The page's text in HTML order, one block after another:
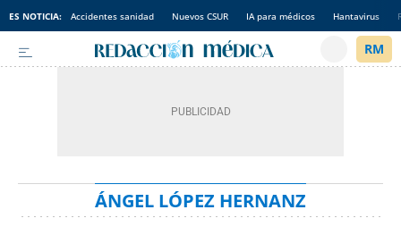
ES NOTICIA: Accidentes sanidad Nuevos CSUR IA para médicos Hantavirus
ÁNGEL LÓPEZ HERNANZ